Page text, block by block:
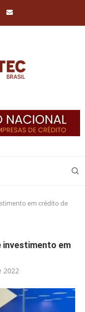
em crédito de
investimento em
2022